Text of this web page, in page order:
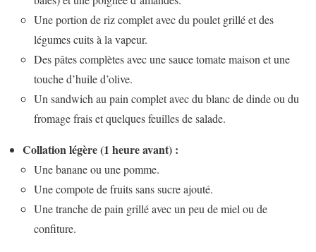
Une portion de riz complet avec du poulet grillé et des
légumes cuits à la vapeur.
Des pâtes complètes avec une sauce tomate maison et une
touche d’huile d’olive.
Un sandwich au pain complet avec du blanc de dinde ou du
fromage frais et quelques feuilles de salade.
Collation légère (1 heure avant) :
Une banane ou une pomme.
Une compote de fruits sans sucre ajouté.
Une tranche de pain grillé avec un peu de miel ou de
confiture.